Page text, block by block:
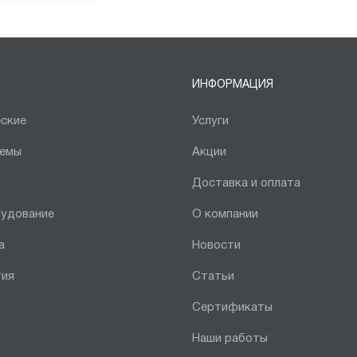
ИНФОРМАЦИЯ
Услуги
Акции
Доставка и оплата
О компании
Новости
Статьи
Сертификаты
Наши работы